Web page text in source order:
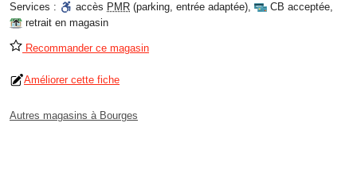
Services :
accès PMR (parking, entrée adaptée), CB acceptée,
retrait en magasin
Recommander ce magasin
Améliorer cette fiche
Autres magasins à Bourges